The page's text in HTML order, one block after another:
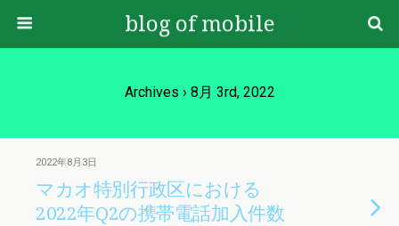
blog of mobile
Archives › 8月 3rd, 2022
2022年8月3日
マカオ特別行政区における
2022年Q2の携帯電話加入件数